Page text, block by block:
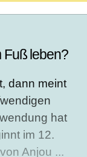
Fuß leben?
dann meint
hat
im 12.
Anjou ...